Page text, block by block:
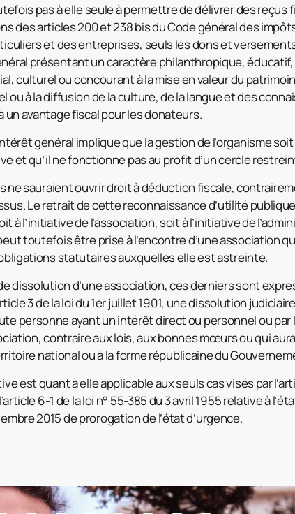
pas à elle seule à permettre de délivrer des reçus
des articles 200 et 238 bis du Code général des
et des entreprises, seuls les dons et
présentant un caractère philanthropique,
culturel ou concourant à la mise en valeur du
ou à la diffusion de la culture, de la langue et des
avantage fiscal pour les donateurs.
général implique que la gestion de l’organisme
et qu’il ne fonctionne pas au profit d’un cercle
ne sauraient ouvrir droit à déduction fiscale,
Le retrait de cette reconnaissance d’utilité
à l’initiative de l’association, soit à l’initiative de
toutefois être prise à l’encontre d’une association
statutaires auxquelles elle est astreinte.
dissolution d’une association, ces derniers sont
3 de la loi du 1er juillet 1901, une dissolution
personne ayant un intérêt direct ou personnel ou par
contraire aux lois, aux bonnes mœurs ou qui
national ou à la forme républicaine du
est quant à elle applicable aux seuls cas visés par
6-1 de la loi n° 55-385 du 3 avril 1955 relative à
2015 de prorogation de l’état d’urgence.